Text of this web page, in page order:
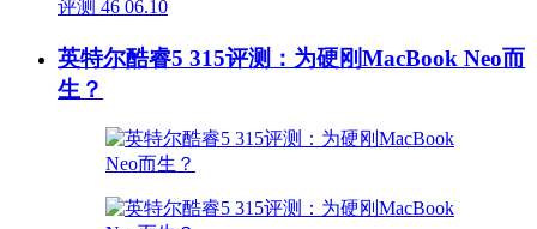
评测 46 06.10
英特尔酷睿5 315评测：为硬刚MacBook Neo而
生？